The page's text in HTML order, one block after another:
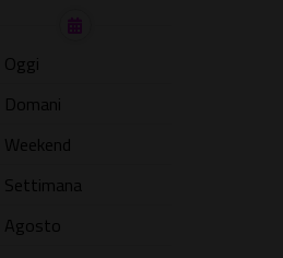
Oggi
Domani
Weekend
Settimana
Agosto